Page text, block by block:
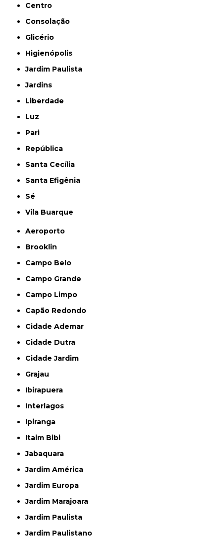
Centro
Consolação
Glicério
Higienópolis
Jardim Paulista
Jardins
Liberdade
Luz
Pari
República
Santa Cecília
Santa Efigênia
Sé
Vila Buarque
Aeroporto
Brooklin
Campo Belo
Campo Grande
Campo Limpo
Capão Redondo
Cidade Ademar
Cidade Dutra
Cidade Jardim
Grajau
Ibirapuera
Interlagos
Ipiranga
Itaim Bibi
Jabaquara
Jardim América
Jardim Europa
Jardim Marajoara
Jardim Paulista
Jardim Paulistano